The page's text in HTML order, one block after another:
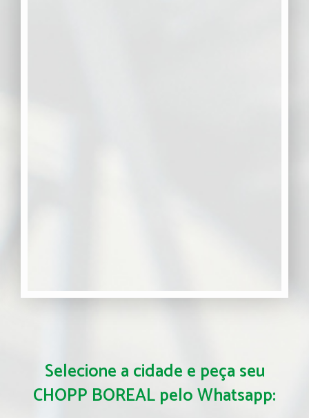
Selecione a cidade e peça seu
CHOPP BOREAL pelo Whatsapp: